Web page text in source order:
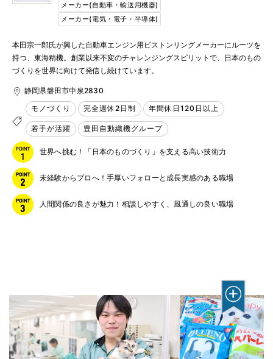
メーカー(自動車・輸送用機器)
メーカー(電気・電子・半導体)
本田宗一郎氏が興した自動車エンジン用ピストンリングメーカーにルーツを
持つ、東海精機。創業以来不変のチャレンジングスピリットで、日本のもの
づくりを世界に向けて発信し続けています。
静岡県磐田市中泉2830
モノづくり
完全週休2日制 年間休日120日以上
若手が活躍 豊田自動織機グループ
世界へ挑む！「日本のものづくり」を支える高い技術力
未経験からプロへ！手厚いフォローと成長実感のある職場
人間関係の良さが魅力！相談しやすく、風通しの良い職場